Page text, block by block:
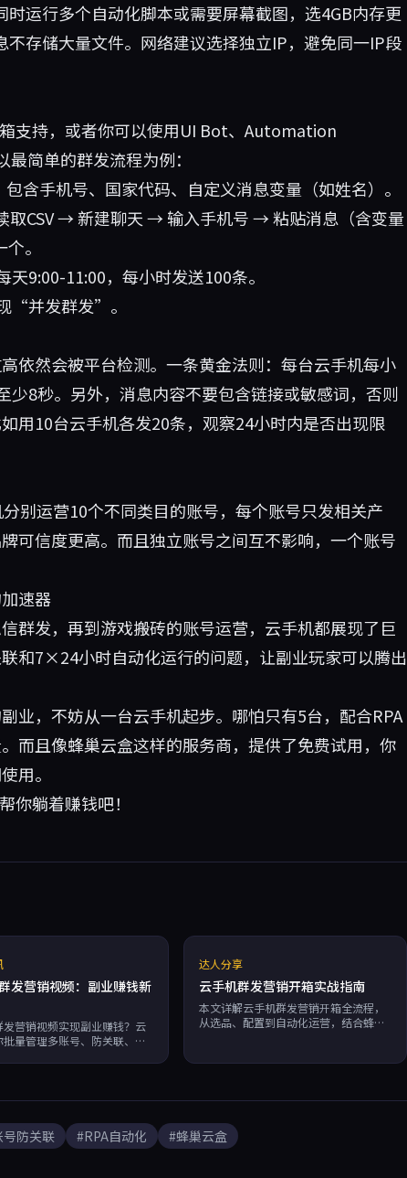
运行多个自动化脚本或需要屏幕截图，选4GB内存更
存储大量文件。网络建议选择独立IP，避免同一IP段
支持，或者你可以使用UI Bot、Automation
简单的群发流程为例：
含手机号、国家代码、自定义消息变量（如姓名）。
取CSV → 新建聊天 → 输入手机号 → 粘贴消息（含变量
。
9:00-11:00，每小时发送100条。
“并发群发”。
依然会被平台检测。一条黄金法则：每台云手机每小
少8秒。另外，消息内容不要包含链接或敏感词，否则
用10台云手机各发20条，观察24小时内是否出现限
别运营10个不同类目的账号，每个账号只发相关产
可信度更高。而且独立账号之间互不影响，一个账号
速器
群发，再到游戏搬砖的账号运营，云手机都展现了巨
和7×24小时自动化运行的问题，让副业玩家可以腾出
业，不妨从一台云手机起步。哪怕只有5台，配合RPA
而且像蜂巢云盒这样的服务商，提供了免费试用，你
用。
你躺着赚钱吧！
发营销视频：副业赚钱新
发营销视频实现副业赚钱？云
批量管理多账号、防关联、自
达人分享
云手机群发营销开箱实战指南
本文详解云手机群发营销开箱全流程，
从选品、配置到自动化运营，结合蜂巢
业赚钱、跨境电商、社媒营销必备。
防关联 #RPA自动化 #蜂巢云盒